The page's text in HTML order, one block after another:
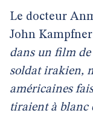
Le docteur
John Kampfner
dans un film
soldat irakien,
américaines
tiraient à blanc